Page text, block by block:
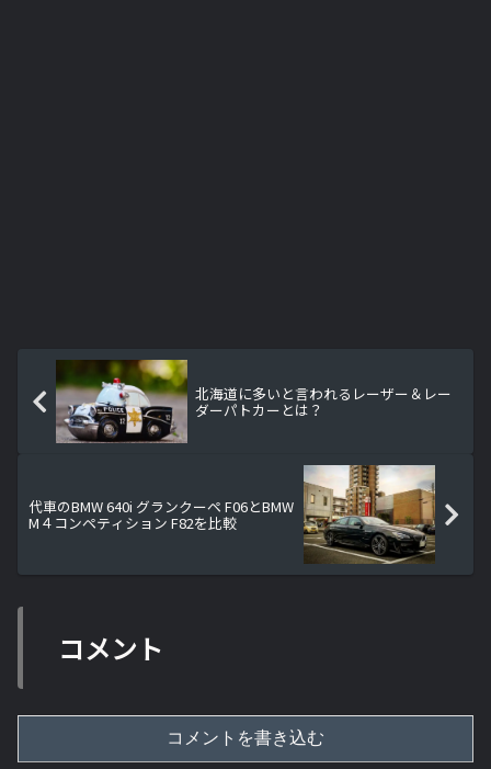
北海道に多いと言われるレーザー＆レー
ダーパトカーとは？
代車のBMW 640i グランクーペ F06とBMW
M４コンペティション F82を比較
コメント
コメントを書き込む